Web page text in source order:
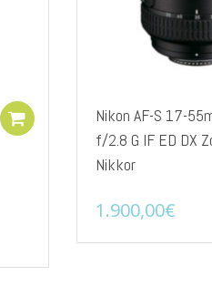
Add to cartNikon AF-S 17-
f/2.8 G IF ED DX
Nikkor
1.900,00€